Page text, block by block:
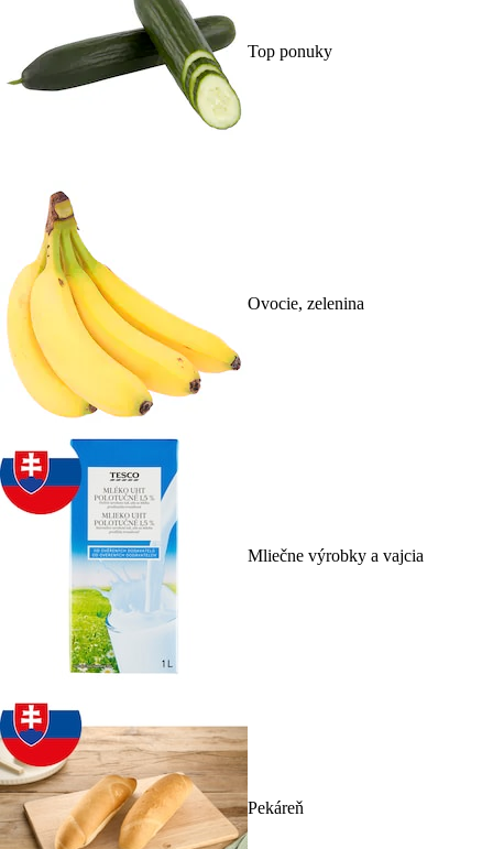
Top ponuky
Ovocie, zelenina
Mliečne výrobky a vajcia
Pekáreň